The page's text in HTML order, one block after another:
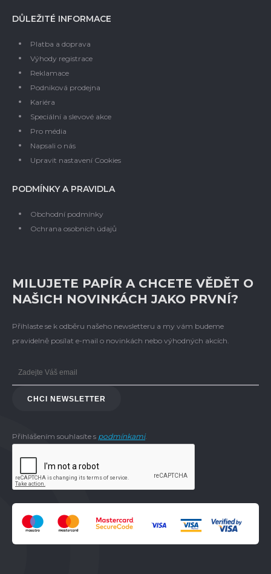
DŮLEŽITÉ INFORMACE
Platba a doprava
Výhody registrace
Reklamace
Podniková prodejna
Kariéra
Speciální a slevové akce
Pro média
Napsali o nás
Upravit nastavení Cookies
PODMÍNKY A PRAVIDLA
Obchodní podmínky
Ochrana osobních údajů
MILUJETE PAPÍR A CHCETE VĚDĚT O
NAŠICH NOVINKÁCH JAKO PRVNÍ?
Přihlaste se k odběru našeho newsletteru a my vám budeme
pravidelně posílat e-mail o novinkách nebo výhodných akcích.
CHCI NEWSLETTER
Přihlášením souhlasíte s podmínkami.